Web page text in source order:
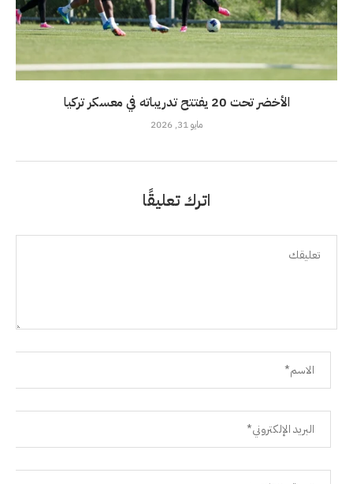
الأخضر تحت 20 يفتتح تدريباته في معسكر تركيا
مايو 31, 2026
اترك تعليقًا